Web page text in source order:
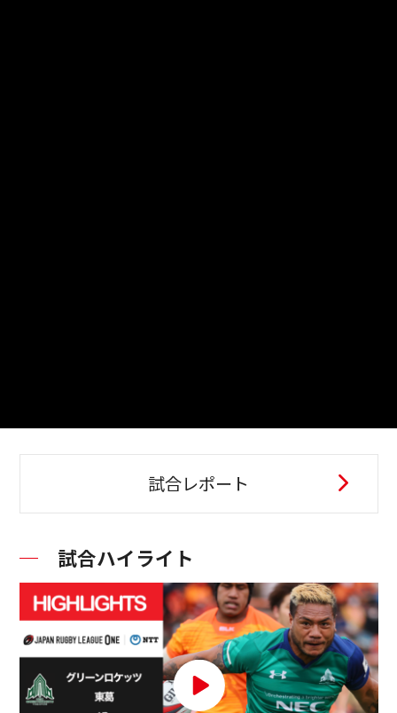
試合レポート
試合ハイライト